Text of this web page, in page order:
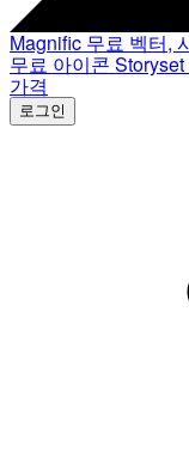
Magnific 무료 벡터,
무료 아이콘 Storyset
가격
로그인